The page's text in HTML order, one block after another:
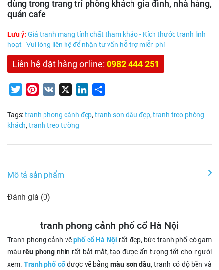
dùng trong trang trí phòng khách gia đình, nhà hàng,
quán cafe
Lưu ý: Giá tranh mang tính chất tham khảo - Kích thước tranh linh
hoạt - Vui lòng liên hệ để nhận tư vấn hỗ trợ miễn phí
Liên hệ đặt hàng online: 0982 444 251
TwitterPinterest
VK LinkedIn
Tags:tranh phong cảnh đẹp, tranh sơn dầu đẹp, tranh treo phòng
khách, tranh treo tường
Mô tả sản phẩm
Đánh giá (0)
tranh phong cảnh phố cổ Hà Nội
Tranh phong cảnh vẽphố cổ Hà Nội rất đẹp, bức tranh phố có gam
màu rêu phongnhìn rất bắt mắt, tạo được ấn tượng tốt cho người
xem. Tranh phố cổ được vẽ bằngmàu sơn dầu, tranh có độ bền và